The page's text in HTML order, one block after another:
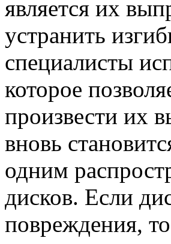
является их
устранить
специалисты
которое
произвести их
вновь
одним
дисков. Если
повреждения,